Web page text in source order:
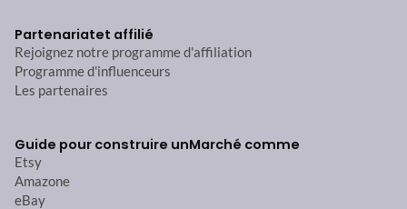
Partenariatet affilié
Rejoignez notre programme d'affiliation
Programme d'influenceurs
Les partenaires
Guide pour construire unMarché comme
Etsy
Amazone
eBay